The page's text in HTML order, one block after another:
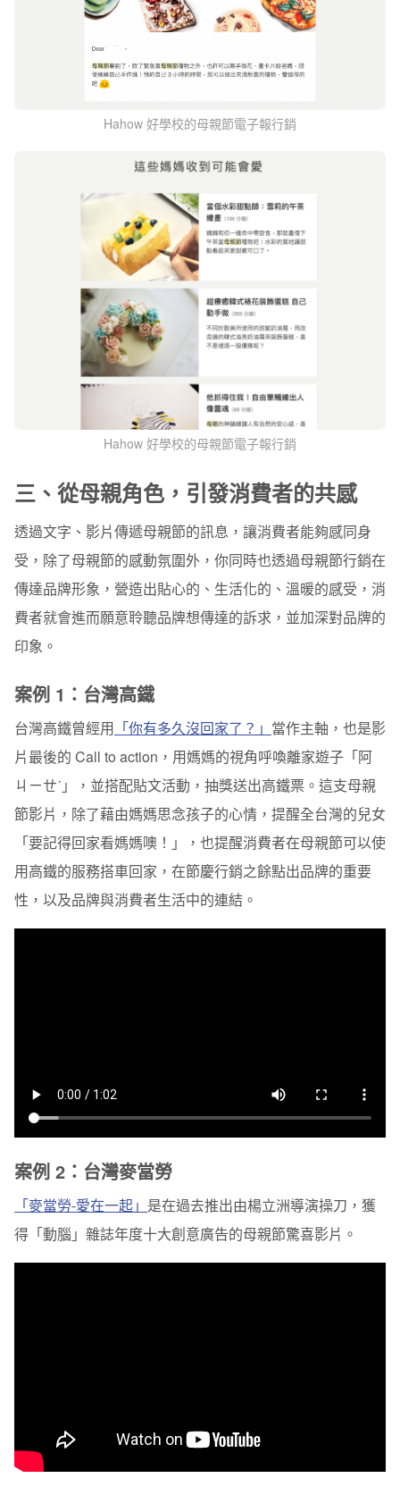
Hahow 好學校的母親節電子報行銷
Hahow 好學校的母親節電子報行銷
三、從母親角色，引發消費者的共感
透過文字、影片傳遞母親節的訊息，讓消費者能夠感同身
受，除了母親節的感動氛圍外，你同時也透過母親節行銷在
傳達品牌形象，營造出貼心的、生活化的、溫暖的感受，消
費者就會進而願意聆聽品牌想傳達的訴求，並加深對品牌的
印象。
案例 1：台灣高鐵
台灣高鐵曾經用 「你有多久沒回家了？」 當作主軸，也是影
片最後的 Call to action，用媽媽的視角呼喚離家遊子「阿
ㄐㄧㄝˊ」，並搭配貼文活動，抽獎送出高鐵票。這支母親
節影片，除了藉由媽媽思念孩子的心情，提醒全台灣的兒女
「要記得回家看媽媽噢！」，也提醒消費者在母親節可以使
用高鐵的服務搭車回家，在節慶行銷之餘點出品牌的重要
性，以及品牌與消費者生活中的連結。
案例 2：台灣麥當勞
「麥當勞-愛在一起」 是在過去推出由楊立洲導演操刀，獲
得「動腦」雜誌年度十大創意廣告的母親節驚喜影片。